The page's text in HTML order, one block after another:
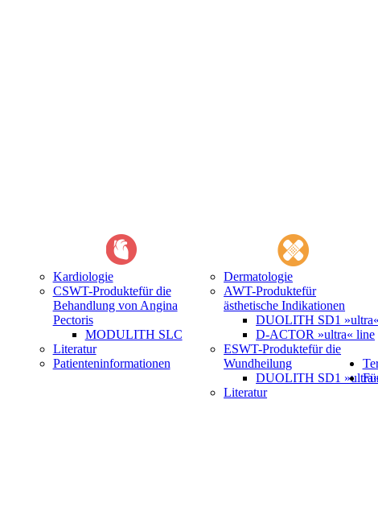
Kardiologie
CSWT-Produktefür die
Behandlung von Angina
Pectoris
MODULITH SLC
Literatur
Patienteninformationen
Dermatologie
AWT-Produktefür
ästhetische Indikationen
DUOLITH SD1
D-ACTOR »ultra« line
ESWT-Produktefür die
Wundheilung
DUOLITH SD1
Literatur